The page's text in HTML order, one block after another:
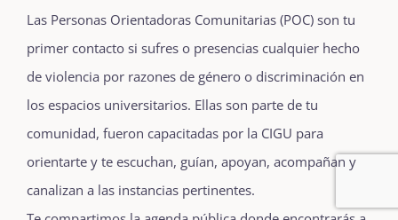
Las Personas Orientadoras Comunitarias (POC) son tu
primer contacto si sufres o presencias cualquier hecho
de violencia por razones de género o discriminación en
los espacios universitarios. Ellas son parte de tu
comunidad, fueron capacitadas por la CIGU para
orientarte y te escuchan, guían, apoyan, acompañan y
canalizan a las instancias pertinentes.